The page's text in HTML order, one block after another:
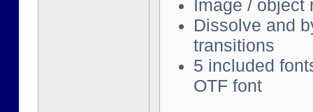
Image / object
Dissolve and
transitions
5 included
OTF font